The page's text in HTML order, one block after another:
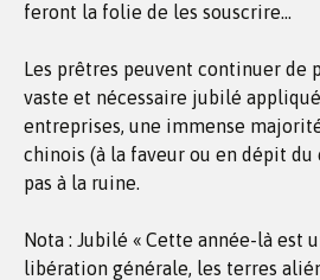
feront la folie de les souscrire…
Les prêtres peuvent continuer de
vaste et nécessaire jubilé
entreprises, une immense
chinois (à la faveur ou en dépit du
pas à la ruine.
Nota : Jubilé « Cette année-là est
libération générale, les terres